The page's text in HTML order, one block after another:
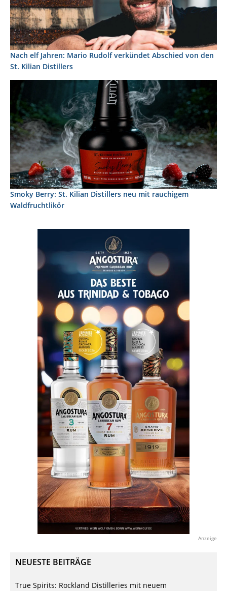
Nach elf Jahren: Mario Rudolf verkündet Abschied von den
St. Kilian Distillers
Smoky Berry: St. Kilian Distillers neu mit rauchigem
Waldfruchtlikör
Anzeige
NEUESTE BEITRÄGE
True Spirits: Rockland Distilleries mit neuem